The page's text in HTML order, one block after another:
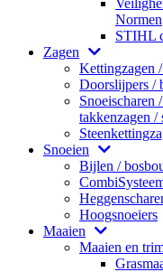
Normen
STIHL
Zagen
Kettingzagen
Doorslijpers /
Snoeischaren
takkenzagen /
Snoeien
Bijlen /
Hoogsnoeiers
Maaien
Maaien en